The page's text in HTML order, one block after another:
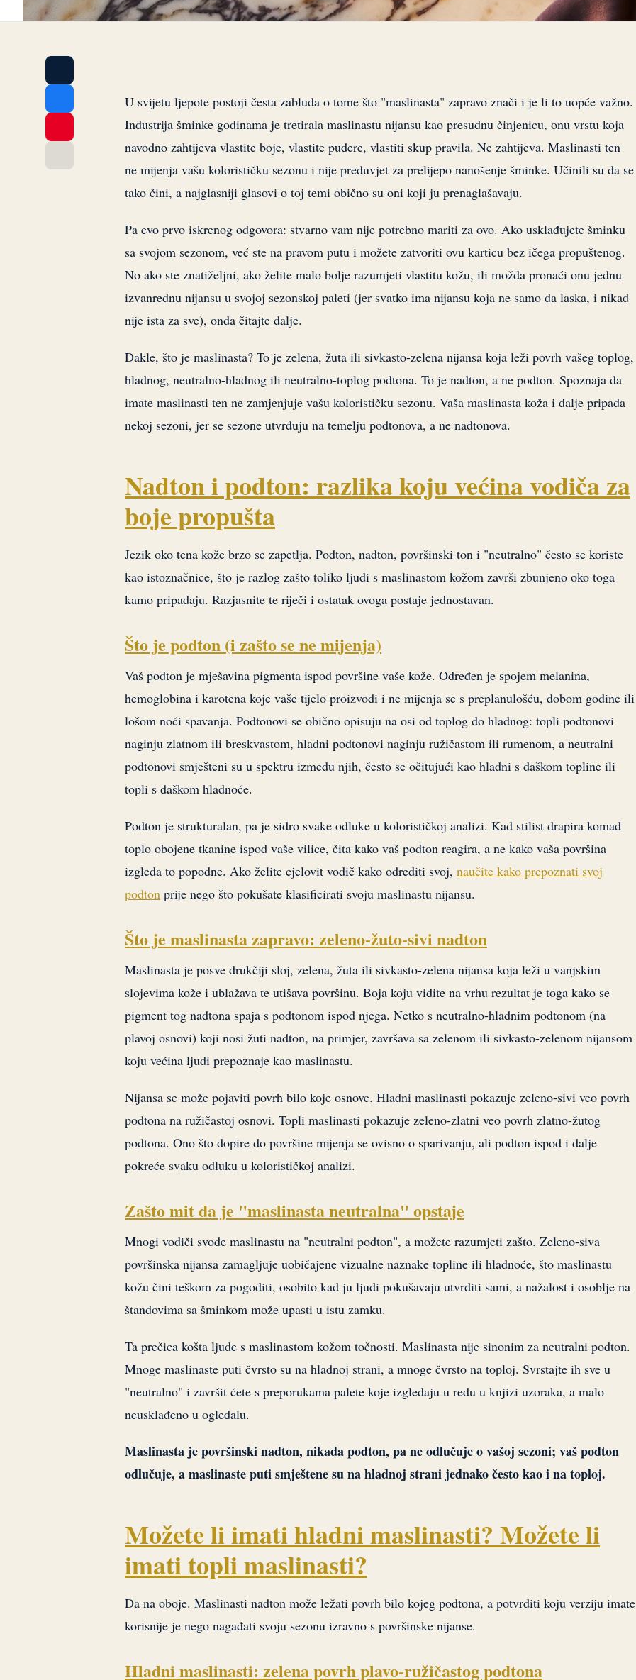
U svijetu ljepote postoji česta zabluda o tome što "maslinasta" zapravo znači i je li to uopće važno.
Industrija šminke godinama je tretirala maslinastu nijansu kao presudnu činjenicu, onu vrstu koja
navodno zahtijeva vlastite boje, vlastite pudere, vlastiti skup pravila. Ne zahtijeva. Maslinasti ten
ne mijenja vašu kolorističku sezonu i nije preduvjet za prelijepo nanošenje šminke. Učinili su da se
tako čini, a najglasniji glasovi o toj temi obično su oni koji ju prenaglašavaju.
Pa evo prvo iskrenog odgovora: stvarno vam nije potrebno mariti za ovo. Ako usklađujete šminku
sa svojom sezonom, već ste na pravom putu i možete zatvoriti ovu karticu bez ičega propuštenog.
No ako ste znatiželjni, ako želite malo bolje razumjeti vlastitu kožu, ili možda pronaći onu jednu
izvanrednu nijansu u svojoj sezonskoj paleti (jer svatko ima nijansu koja ne samo da laska, i nikad
nije ista za sve), onda čitajte dalje.
Dakle, što je maslinasta? To je zelena, žuta ili sivkasto-zelena nijansa koja leži povrh vašeg toplog,
hladnog, neutralno-hladnog ili neutralno-toplog podtona. To je nadton, a ne podton. Spoznaja da
imate maslinasti ten ne zamjenjuje vašu kolorističku sezonu. Vaša maslinasta koža i dalje pripada
nekoj sezoni, jer se sezone utvrđuju na temelju podtonova, a ne nadtonova.
Nadton i podton: razlika koju većina vodiča za
boje propušta
Jezik oko tena kože brzo se zapetlja. Podton, nadton, površinski ton i "neutralno" često se koriste
kao istoznačnice, što je razlog zašto toliko ljudi s maslinastom kožom završi zbunjeno oko toga
kamo pripadaju. Razjasnite te riječi i ostatak ovoga postaje jednostavan.
Što je podton (i zašto se ne mijenja)
Vaš podton je mješavina pigmenta ispod površine vaše kože. Određen je spojem melanina,
hemoglobina i karotena koje vaše tijelo proizvodi i ne mijenja se s preplanulošću, dobom godine ili
lošom noći spavanja. Podtonovi se obično opisuju na osi od toplog do hladnog: topli podtonovi
naginju zlatnom ili breskvastom, hladni podtonovi naginju ružičastom ili rumenom, a neutralni
podtonovi smješteni su u spektru između njih, često se očitujući kao hladni s daškom topline ili
topli s daškom hladnoće.
Podton je strukturalan, pa je sidro svake odluke u kolorističkoj analizi. Kad stilist drapira komad
toplo obojene tkanine ispod vaše vilice, čita kako vaš podton reagira, a ne kako vaša površina
izgleda to popodne. Ako želite cjelovit vodič kako odrediti svoj, naučite kako prepoznati svoj
podton prije nego što pokušate klasificirati svoju maslinastu nijansu.
Što je maslinasta zapravo: zeleno-žuto-sivi nadton
Maslinasta je posve drukčiji sloj, zelena, žuta ili sivkasto-zelena nijansa koja leži u vanjskim
slojevima kože i ublažava te utišava površinu. Boja koju vidite na vrhu rezultat je toga kako se
pigment tog nadtona spaja s podtonom ispod njega. Netko s neutralno-hladnim podtonom (na
plavoj osnovi) koji nosi žuti nadton, na primjer, završava sa zelenom ili sivkasto-zelenom nijansom
koju većina ljudi prepoznaje kao maslinastu.
Nijansa se može pojaviti povrh bilo koje osnove. Hladni maslinasti pokazuje zeleno-sivi veo povrh
podtona na ružičastoj osnovi. Topli maslinasti pokazuje zeleno-zlatni veo povrh zlatno-žutog
podtona. Ono što dopire do površine mijenja se ovisno o sparivanju, ali podton ispod i dalje
pokreće svaku odluku u kolorističkoj analizi.
Zašto mit da je "maslinasta neutralna" opstaje
Mnogi vodiči svode maslinastu na "neutralni podton", a možete razumjeti zašto. Zeleno-siva
površinska nijansa zamagljuje uobičajene vizualne naznake topline ili hladnoće, što maslinastu
kožu čini teškom za pogoditi, osobito kad ju ljudi pokušavaju utvrditi sami, a nažalost i osoblje na
štandovima sa šminkom može upasti u istu zamku.
Ta prečica košta ljude s maslinastom kožom točnosti. Maslinasta nije sinonim za neutralni podton.
Mnoge maslinaste puti čvrsto su na hladnoj strani, a mnoge čvrsto na toploj. Svrstajte ih sve u
"neutralno" i završit ćete s preporukama palete koje izgledaju u redu u knjizi uzoraka, a malo
neusklađeno u ogledalu.
Maslinasta je površinski nadton, nikada podton, pa ne odlučuje o vašoj sezoni; vaš podton
odlučuje, a maslinaste puti smještene su na hladnoj strani jednako često kao i na toploj.
Možete li imati hladni maslinasti? Možete li
imati topli maslinasti?
Da na oboje. Maslinasti nadton može ležati povrh bilo kojeg podtona, a potvrditi koju verziju imate
korisnije je nego nagađati svoju sezonu izravno s površinske nijanse.
Hladni maslinasti: zelena povrh plavo-ružičastog podtona